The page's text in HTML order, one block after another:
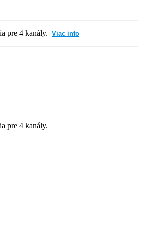
pre 4 kanály. Viac info
pre 4 kanály.